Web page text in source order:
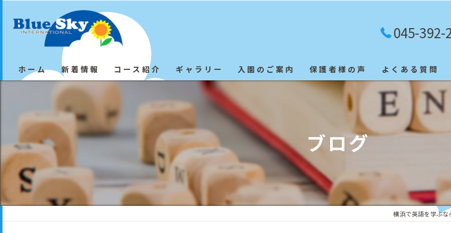
045-392-
ホーム 新着情報 コース紹介 ギャラリー 入園のご案内 保護者様の声 よくある質問
英検合格者
ブログ
横浜で英語を学ぶな